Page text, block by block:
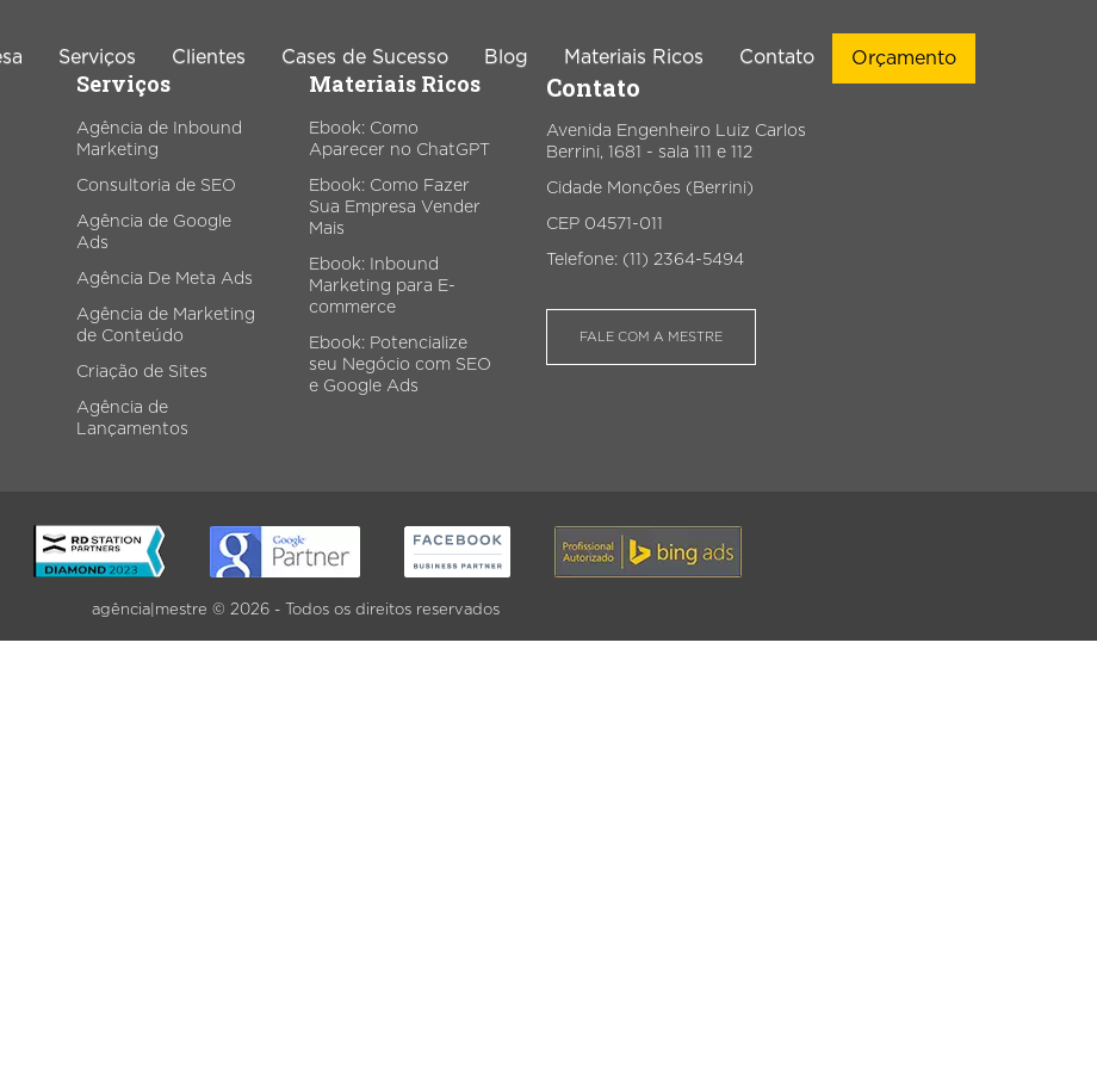
Serviços
Tráfego Pago
Google Ads
Meta Ads
Tráfego Pago para E-
Business Intelligence
Google Analytics
Google Tag Manager
Commerce
Criação de
WordPress
VER MAIS SERVIÇOS
Clientes Cases de Sucesso Blog Materiais Ricos Contato Orçamento
Serviços
Agência de Inbound
Marketing
Consultoria de SEO
Agência de Google
Ads
Agência De Meta Ads
Agência de Marketing
de Conteúdo
Criação de Sites
Agência de
Lançamentos
Materiais Ricos
Ebook: Como
Aparecer no ChatGPT
Ebook: Como Fazer
Sua Empresa Vender
Mais
Ebook: Inbound
Marketing para E-
commerce
Ebook: Potencialize
seu Negócio com SEO
e Google Ads
Contato
Avenida Engenheiro Luiz Carlos
Berrini, 1681 - sala 111 e 112
Cidade Monções (Berrini)
CEP 04571-011
Telefone: (11) 2364-5494
FALE COM A MESTRE
agência|mestre © 2026 - Todos os direitos reservados